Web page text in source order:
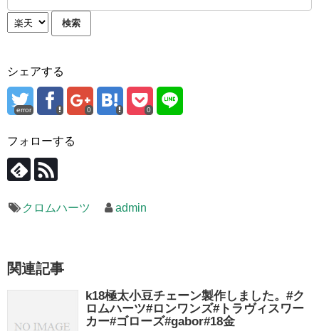
シェアする
error 0 0
フォローする
クロムハーツ admin
関連記事
k18極太小豆チェーン製作しました。#ク
ロムハーツ#ロンワンズ#トラヴィスワー
カー#ゴローズ#gabor#18金